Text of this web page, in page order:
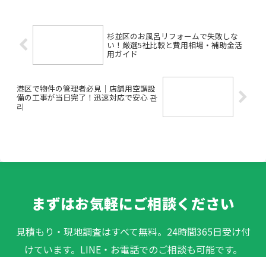
杉並区のお風呂リフォームで失敗しな
い！厳選5社比較と費用相場・補助金活
用ガイド
港区で物件の管理者必見｜店舗用空調設
備の工事が当日完了！迅速対応で安心 관
리
まずはお気軽にご相談ください
見積もり・現地調査はすべて無料。24時間365日受け付
けています。LINE・お電話でのご相談も可能です。